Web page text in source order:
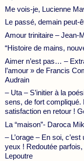
Me vois-je, Lucienne
Le passé, demain peut-
Amour trinitaire – Jean-
“Histoire de mains,
Aimer n’est pas… –
l’amour » de Francis
Audrain
– Uta – S’initier à la
sens, de fort
satisfaction en retour !
La “maison”- Daroca
– L’orage – En soi,
yeux ! Redoutée
Lepoutre